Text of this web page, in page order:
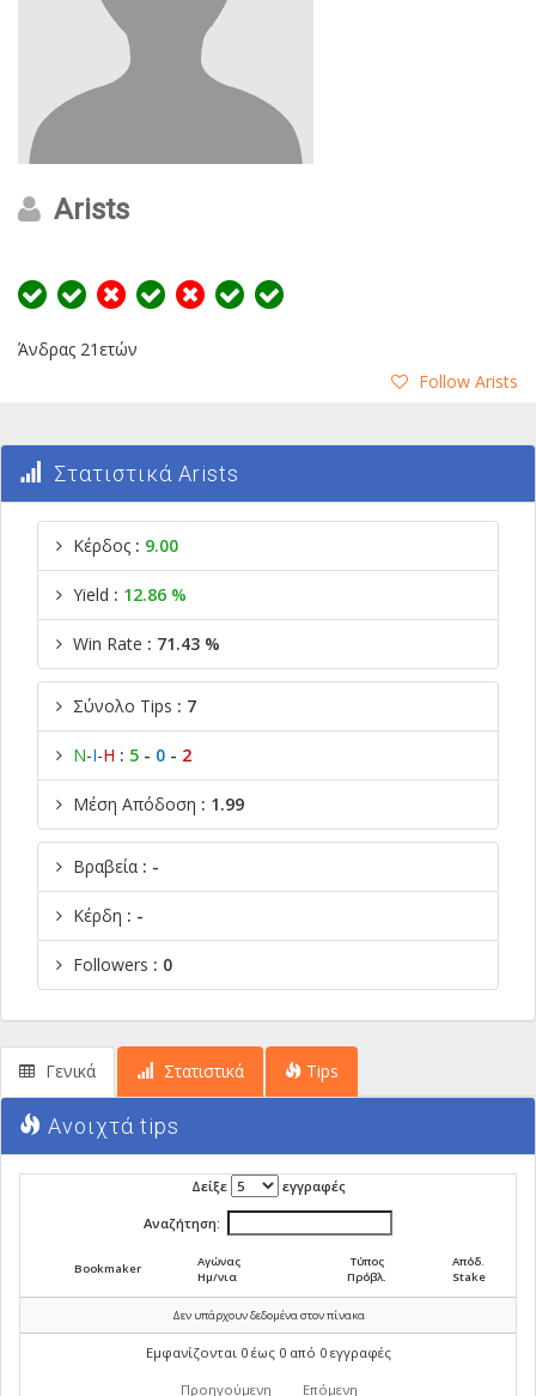
Arists
Άνδρας 21ετών
Follow Arists
Στατιστικά Arists
Κέρδος : 9.00
Yield : 12.86 %
Win Rate : 71.43 %
Σύνολο Tips : 7
Ν-Ι-Η : 5 - 0 - 2
Μέση Απόδοση : 1.99
Βραβεία : -
Κέρδη : -
Followers : 0
Γενικά Στατιστικά Tips
Ανοιχτά tips
Δείξε εγγραφές
Αναζήτηση:
Bookmaker
Αγώνας
Ημ/νια
Τύπος
Πρόβλ.
Απόδ.
Stake
Δεν υπάρχουν δεδομένα στον πίνακα
Εμφανίζονται 0 έως 0 από 0 εγγραφές
Προηγούμενη Επόμενη